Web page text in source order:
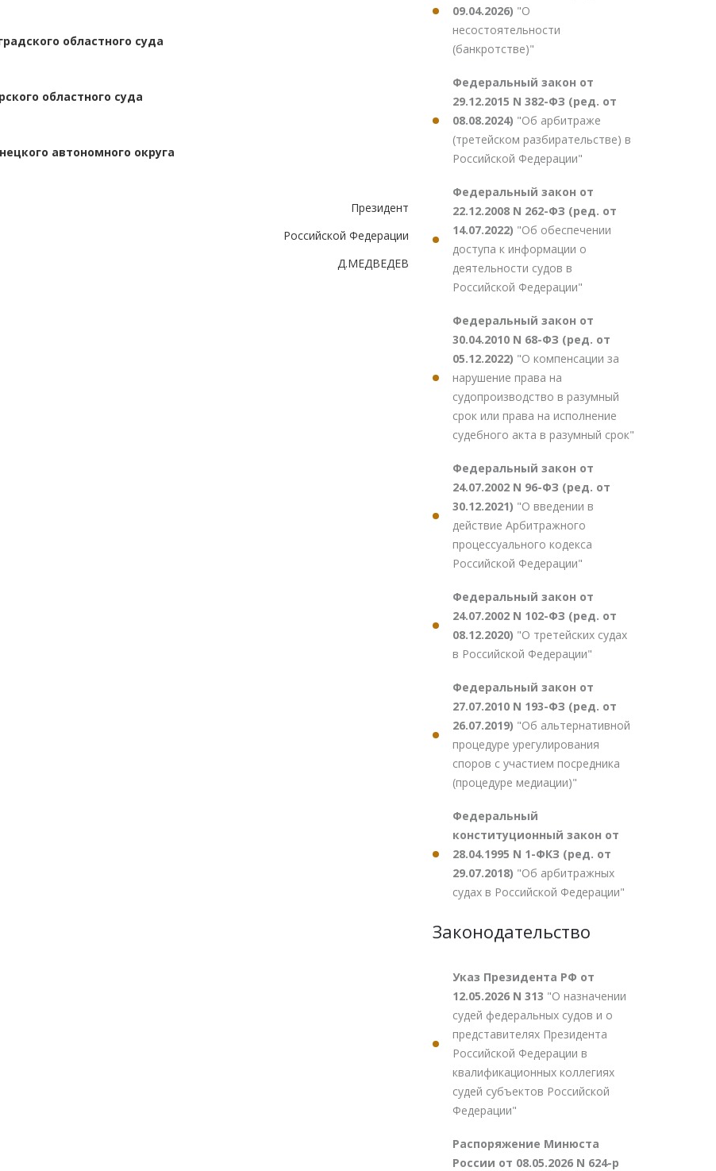
областного суда
областного суда
автономного округа
Президент
Российской Федерации
Д.МЕДВЕДЕВ
09.04.2026) "О
несостоятельности
(банкротстве)"
Федеральный закон от
29.12.2015 N 382-ФЗ (ред. от
08.08.2024) "Об арбитраже
(третейском разбирательстве) в
Российской Федерации"
Федеральный закон от
22.12.2008 N 262-ФЗ (ред. от
14.07.2022) "Об обеспечении
доступа к информации о
деятельности судов в
Российской Федерации"
Федеральный закон от
30.04.2010 N 68-ФЗ (ред. от
05.12.2022) "О компенсации за
нарушение права на
судопроизводство в разумный
срок или права на исполнение
судебного акта в разумный срок"
Федеральный закон от
24.07.2002 N 96-ФЗ (ред. от
30.12.2021) "О введении в
действие Арбитражного
процессуального кодекса
Российской Федерации"
Федеральный закон от
24.07.2002 N 102-ФЗ (ред. от
08.12.2020) "О третейских судах
в Российской Федерации"
Федеральный закон от
27.07.2010 N 193-ФЗ (ред. от
26.07.2019) "Об альтернативной
процедуре урегулирования
споров с участием посредника
(процедуре медиации)"
Федеральный
конституционный закон от
28.04.1995 N 1-ФКЗ (ред. от
29.07.2018) "Об арбитражных
судах в Российской Федерации"
Законодательство
Указ Президента РФ от
12.05.2026 N 313 "О назначении
судей федеральных судов и о
представителях Президента
Российской Федерации в
квалификационных коллегиях
судей субъектов Российской
Федерации"
Распоряжение Минюста
России от 08.05.2026 N 624-р